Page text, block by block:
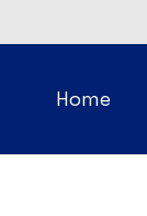
Home